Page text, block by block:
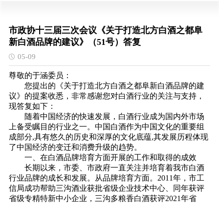
市政协十三届三次会议《关于打造北方白酒之都阜
新白酒品牌的建议》（51号）答复
05-09
尊敬的于涵委员：
您提出的《关于打造北方白酒之都阜新白酒品牌的建
议》的提案收悉，非常感谢您对白酒行业的关注与支持，
现答复如下：
随着中国经济的快速发展，白酒行业成为国内外市场
上备受瞩目的行业之一。中国白酒作为中国文化的重要组
成部分,具有悠久的历史和深厚的文化底蕴,其发展历程体现
了中国经济的变迁和消费升级的趋势。
一、在白酒品牌培育方面开展的工作和取得的成效
长期以来，市委、市政府一直关注并培育着我市白酒
行业品牌的成长和发展。从品牌培育方面。2011年，市工
信局成功帮助三沟酒业获批省级企业技术中心、同年获评
省级专精特新中小企业，三沟多粮香白酒获评2021年省